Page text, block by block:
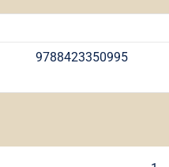
9788423350995